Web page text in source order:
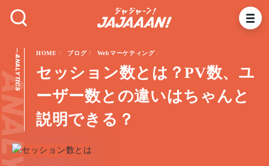
HOME ブログ Webマーケティング
セッション数とは？PV数、ユ
ーザー数との違いはちゃんと
説明できる？
ANALYTICS